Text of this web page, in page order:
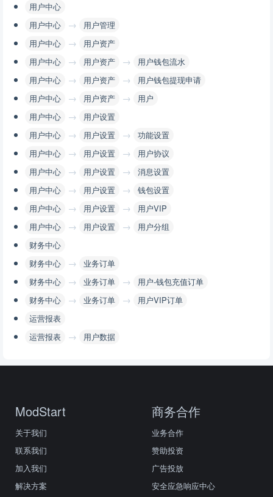
用户中心
用户中心
→
用户管理
用户中心
→
用户资产
用户中心
→ 用户资产 →
用户钱包流水
用户中心
→ 用户资产 →
用户钱包提现申请
用户中心
→ 用户资产 →
用户
用户中心
→
用户设置
用户中心
→ 用户设置 →
功能设置
用户中心
→ 用户设置 →
用户协议
用户中心
→ 用户设置 →
消息设置
用户中心
→ 用户设置 →
钱包设置
用户中心
→ 用户设置 →
用户VIP
用户中心
→ 用户设置 →
用户分组
财务中心
财务中心
→
业务订单
财务中心
→ 业务订单 →
用户-钱包充值订单
财务中心
→ 业务订单 →
用户VIP订单
运营报表
运营报表
→ 用户数据
ModStart
关于我们
联系我们
加入我们
解决方案
商务合作
业务合作
赞助投资
广告投放
安全应急响应中心